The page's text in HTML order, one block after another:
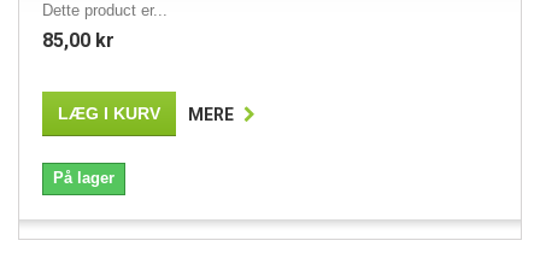
Dette product er...
85,00 kr
LÆG I KURV MERE
På lager